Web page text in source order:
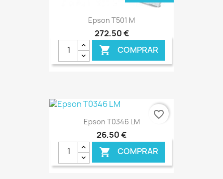
Epson T501 M
272,50 €
 COMPRAR
Epson T0346 LM
26,50 €
 COMPRAR
favorite_border